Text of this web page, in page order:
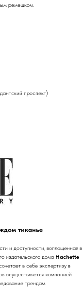
ремешком.
проспект)
тиканье
и доступности, воплощенная в
издательского дома Hachette
в себе экспертизу в
осуществляется компанией
трендам.